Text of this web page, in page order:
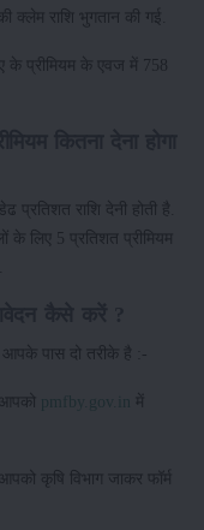
क्लेम राशि भुगतान की गई.
के प्रीमियम के एवज में 758
प्रतिशत राशि देनी होती है.
लिए 5 प्रतिशत प्रीमियम
आपके पास दो तरीके है :-
pmfby.gov.in में
कृषि विभाग जाकर फॉर्म